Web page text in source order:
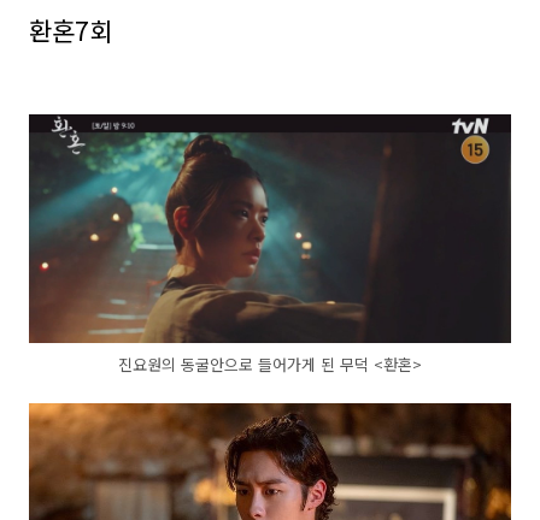
환혼7회
진요원의 동굴안으로 들어가게 된 무덕 <환혼>